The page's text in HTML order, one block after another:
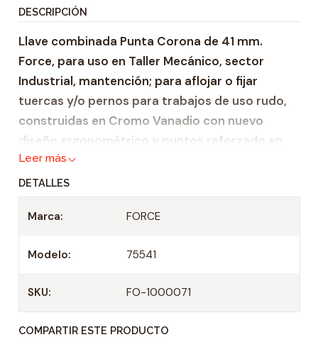
i
d
a
d
DESCRIPCIÓN
Llave combinada Punta Corona de 41 mm.
Force, para uso en Taller Mecánico, sector
Industrial, mantención; para aflojar o fijar
tuercas y/o pernos para trabajos de uso rudo,
construidas en Cromo Vanadio con nuevo
diseño ergonométrico y puntos reforzado en
donde se ejerce mayor fuerza.
Características:
75 mm.
vanadio.
pulidas.
Leer más
DETALLES
Marca: FORCE
Modelo: 75541
SKU: FO-1000071
COMPARTIR ESTE PRODUCTO